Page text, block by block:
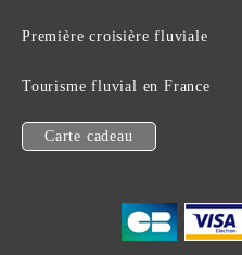
Première croisière fluviale
Tourisme fluvial en France
Carte cadeau